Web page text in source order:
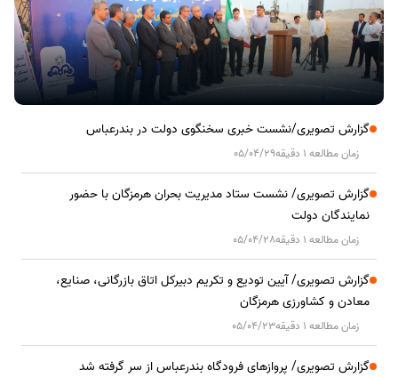
گزارش تصویری/نشست خبری سخنگوی دولت در بندرعباس
زمان مطالعه 1 دقیقه 05/04/29
گزارش تصویری/ نشست ستاد مدیریت بحران هرمزگان با حضور
نمایندگان دولت
زمان مطالعه 1 دقیقه 05/04/28
گزارش تصویری/ آیین تودیع و تکریم دبیرکل اتاق بازرگانی، صنایع،
معادن و کشاورزی هرمزگان
زمان مطالعه 1 دقیقه 05/04/23
گزارش تصویری/ پروازهای فرودگاه بندرعباس از سر گرفته شد